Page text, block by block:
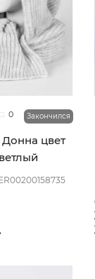
0 Закончился
цвет